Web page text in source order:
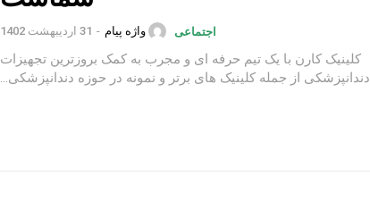
اجتماعی واژه پیام - 31 اردیبهشت 1402
کلینیک کارن با یک تیم حرفه ای و مجرب به کمک بروزترین تجهیزات
دندانپزشکی از جمله کلینیک های برتر و نمونه در حوزه دندانپزشکی...